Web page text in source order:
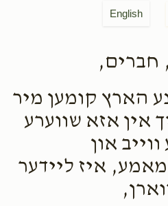
Moishy & Malky
Yitzy Reichman Moishy &
1 month ago
נחמן פרוכטערMoishy & Malky
English
חברים,
הארץ קומען מיר
אין אזא שווערע
און
איז ליידער